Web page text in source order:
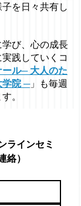
を日々共有し
び、心の成長
践していくコ
ール─ 大人のた
学院 ─」も毎週
。
ラインセミ
絡）